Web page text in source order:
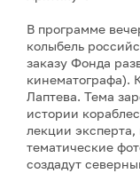
В программе
колыбель
заказу Фонда
кинематографа).
Лаптева. Тема
истории
лекции
тематические
создадут